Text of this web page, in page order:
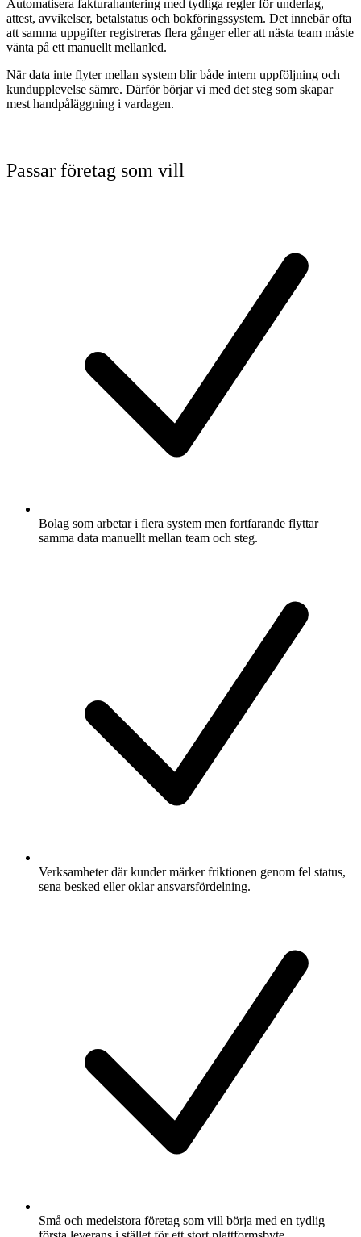
Automatisera fakturahantering med tydliga regler för underlag,
attest, avvikelser, betalstatus och bokföringssystem. Det innebär ofta
att samma uppgifter registreras flera gånger eller att nästa team måste
vänta på ett manuellt mellanled.
När data inte flyter mellan system blir både intern uppföljning och
kundupplevelse sämre. Därför börjar vi med det steg som skapar
mest handpåläggning i vardagen.
Passar företag som vill
Bolag som arbetar i flera system men fortfarande flyttar
samma data manuellt mellan team och steg.
Verksamheter där kunder märker friktionen genom fel status,
sena besked eller oklar ansvarsfördelning.
Små och medelstora företag som vill börja med en tydlig